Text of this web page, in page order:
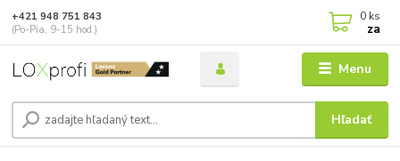
Menu
Hľadať
+421 948 751 843
(Po-Pia, 9-15 hod.)
0 ks
za